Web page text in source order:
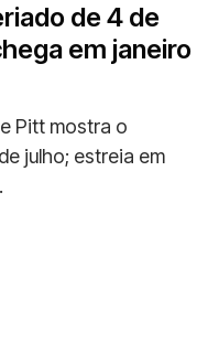
de 4 de
em janeiro
Pitt mostra o
julho; estreia em